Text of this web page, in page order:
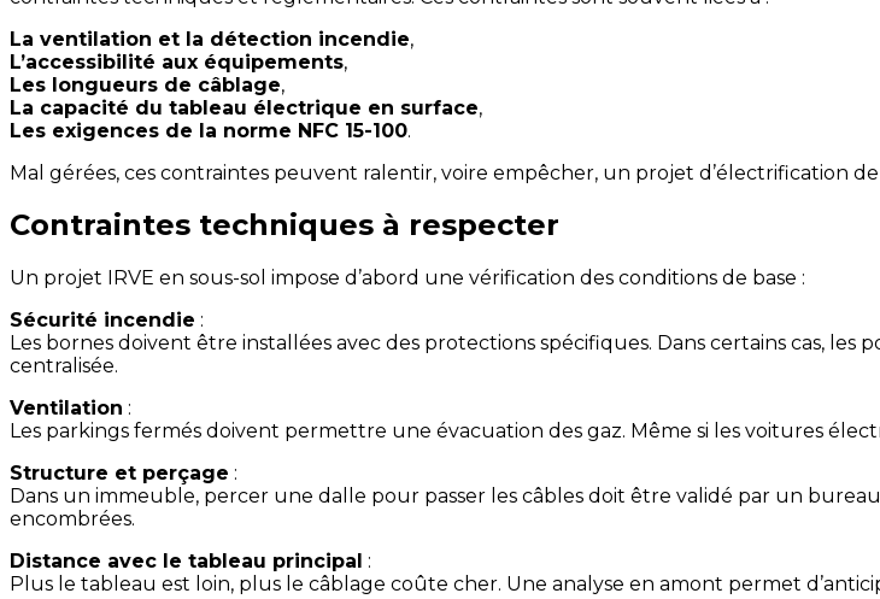
La ventilation et la détection incendie,
L’accessibilité aux équipements,
Les longueurs de câblage,
La capacité du tableau électrique en surface,
Les exigences de la norme NFC 15-100.
Mal gérées, ces contraintes peuvent ralentir, voire empêcher, un projet d’électrification
Contraintes techniques à respecter
Un projet IRVE en sous-sol impose d’abord une vérification des conditions de base :
Sécurité incendie :
Les bornes doivent être installées avec des protections spécifiques. Dans certains cas,
centralisée.
Ventilation :
Les parkings fermés doivent permettre une évacuation des gaz. Même si les voitures
Structure et perçage :
Dans un immeuble, percer une dalle pour passer les câbles doit être validé par un
encombrées.
Distance avec le tableau principal :
Plus le tableau est loin, plus le câblage coûte cher. Une analyse en amont permet